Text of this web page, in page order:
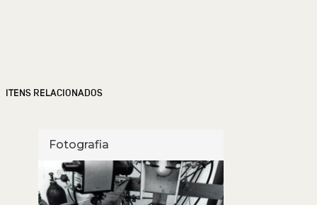
ITENS RELACIONADOS
Fotografia